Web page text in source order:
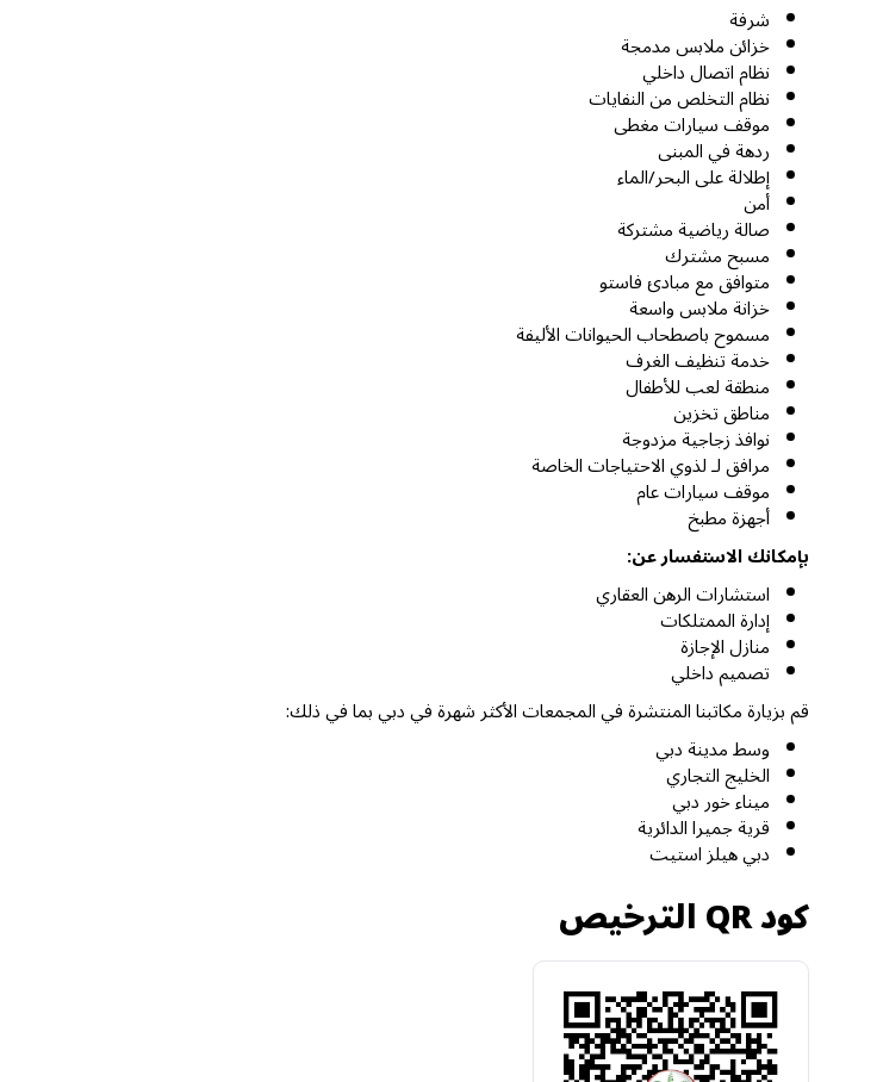
شرفة
خزائن ملابس مدمجة
نظام اتصال داخلي
نظام التخلص من النفايات
موقف سيارات مغطى
ردهة في المبنى
إطلالة على البحر/الماء
أمن
صالة رياضية مشتركة
مسبح مشترك
متوافق مع مبادئ فاستو
خزانة ملابس واسعة
مسموح باصطحاب الحيوانات الأليفة
خدمة تنظيف الغرف
منطقة لعب للأطفال
مناطق تخزين
نوافذ زجاجية مزدوجة
مرافق لـ لذوي الاحتياجات الخاصة
موقف سيارات عام
أجهزة مطبخ
بإمكانك الاستفسار عن:
استشارات الرهن العقاري
إدارة الممتلكات
منازل الإجازة
تصميم داخلي
قم بزيارة مكاتبنا المنتشرة في المجمعات الأكثر شهرة في دبي بما في ذلك:
وسط مدينة دبي
الخليج التجاري
ميناء خور دبي
قرية جميرا الدائرية
دبي هيلز استيت
كود QR الترخيص